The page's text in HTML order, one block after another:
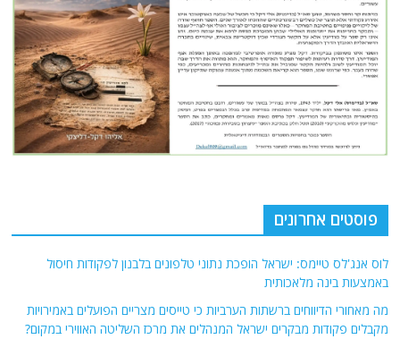
פוסטים אחרונים
לוס אנג'לס טיימס: ישראל הופכת נתוני טלפונים בלבנון לפקודות חיסול
באמצעות בינה מלאכותית
מה מאחורי הדיווחים ברשתות הערביות כי טייסים מצריים הפועלים באמירויות
מקבלים פקודות מבקרים ישראל המנהלים את מרכז השליטה האווירי במקום?